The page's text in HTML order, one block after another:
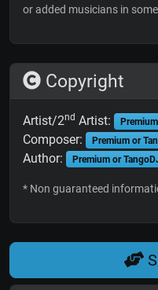
or added musicians in
Copyright
Artist/2nd Artist:
Composer: Premium or
Author: Premium or
* Non guaranteed